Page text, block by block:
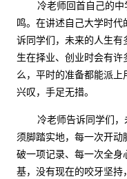
冷老师回首自己的
鸣。在讲述自己大学时
诉同学们，未来的人生有
生在择业、创业时会有
么，平时的准备都能派
兴叹，手足无措。
冷老师告诉同学们
须脚踏实地，每一次开
破一项记录、每一次全身
基，没有现在的咬牙坚持